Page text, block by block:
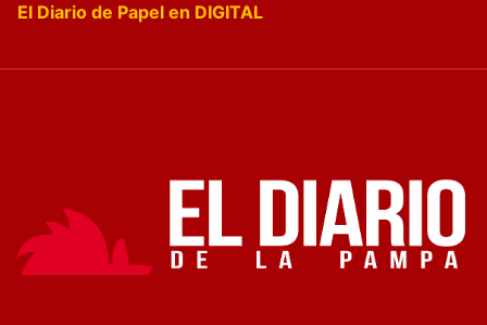
El Diario de Papel en DIGITAL